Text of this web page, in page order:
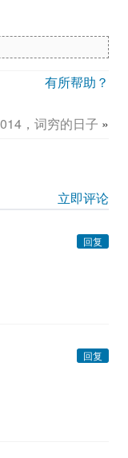
有所帮助？
，词穷的日子 »
立即评论
回复
回复